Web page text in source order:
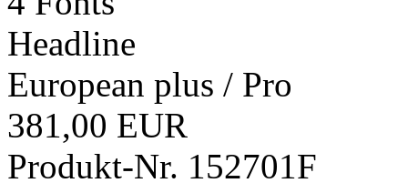
Headline
European plus / Pro
381,00 EUR
Produkt-Nr. 152701F